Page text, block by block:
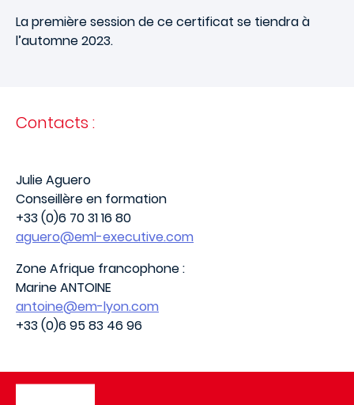
La première session de ce certificat se tiendra à
l’automne 2023.
Contacts :
Julie Aguero
Conseillère en formation
+33 (0)6 70 31 16 80
aguero@eml-executive.com
Zone Afrique francophone :
Marine ANTOINE
antoine@em-lyon.com
+33 (0)6 95 83 46 96